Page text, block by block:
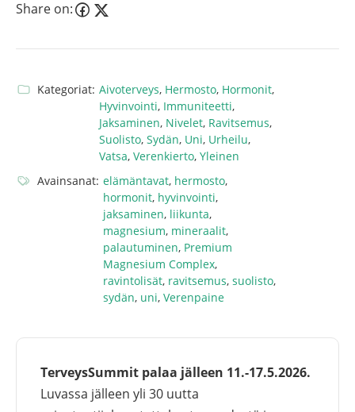
Share on:
Kategoriat: Aivoterveys, Hermosto, Hormonit,
Hyvinvointi, Immuniteetti,
Jaksaminen, Nivelet, Ravitsemus,
Suolisto, Sydän, Uni, Urheilu,
Vatsa, Verenkierto, Yleinen
Avainsanat: elämäntavat, hermosto,
hormonit, hyvinvointi,
jaksaminen, liikunta,
magnesium, mineraalit,
palautuminen, Premium
Magnesium Complex,
ravintolisät, ravitsemus, suolisto,
sydän, uni, Verenpaine
TerveysSummit palaa jälleen 11.-17.5.2026.
Luvassa jälleen yli 30 uutta